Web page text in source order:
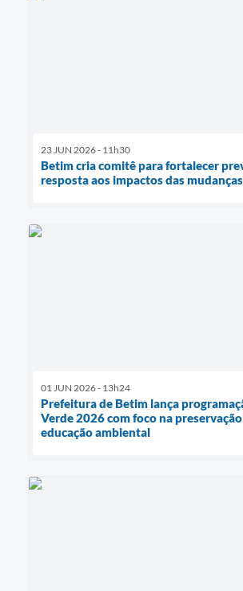
23 JUN 2026 - 11h30
Betim cria comitê para fortalecer
resposta aos impactos das
01 JUN 2026 - 13h24
Prefeitura de Betim lança
Verde 2026 com foco na
educação ambiental